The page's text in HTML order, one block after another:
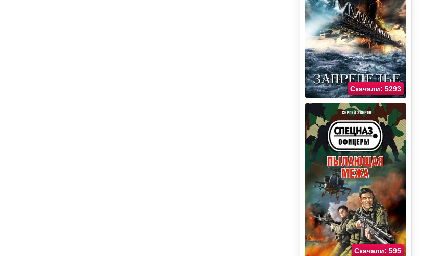
Скачали: 5293
Скачали: 595